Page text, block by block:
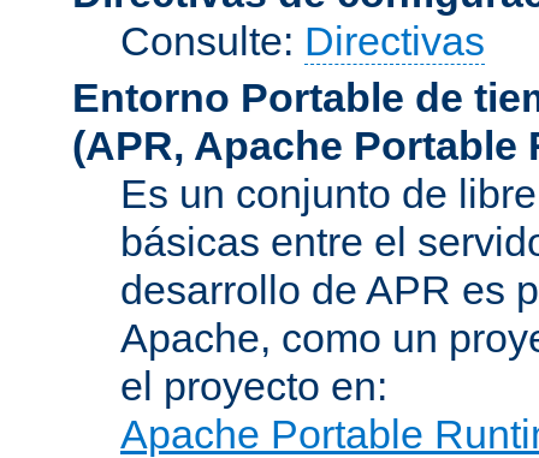
Consulte: Directivas
Entorno Portable de
(APR, Apache Portable
Es un conjunto de
básicas entre el
desarrollo de APR es
Apache, como un
el proyecto en:
Apache Portable